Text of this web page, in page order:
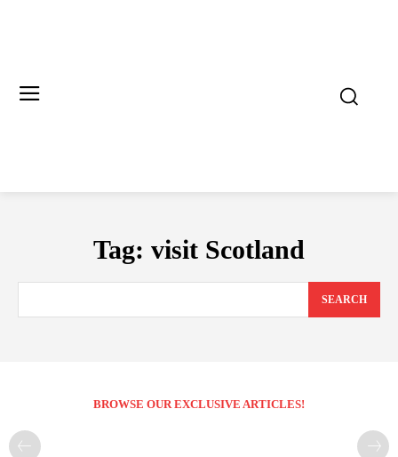
Tag: visit Scotland
SEARCH
BROWSE OUR EXCLUSIVE ARTICLES!